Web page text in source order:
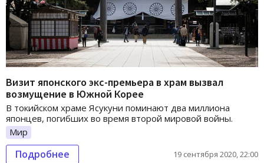
Визит японского экс-премьера в храм вызвал
возмущение в Южной Корее
В токийском храме Ясукуни поминают два миллиона
японцев, погибших во время второй мировой войны.
Мир
Подробнее 19 сентября 2020, 22:00